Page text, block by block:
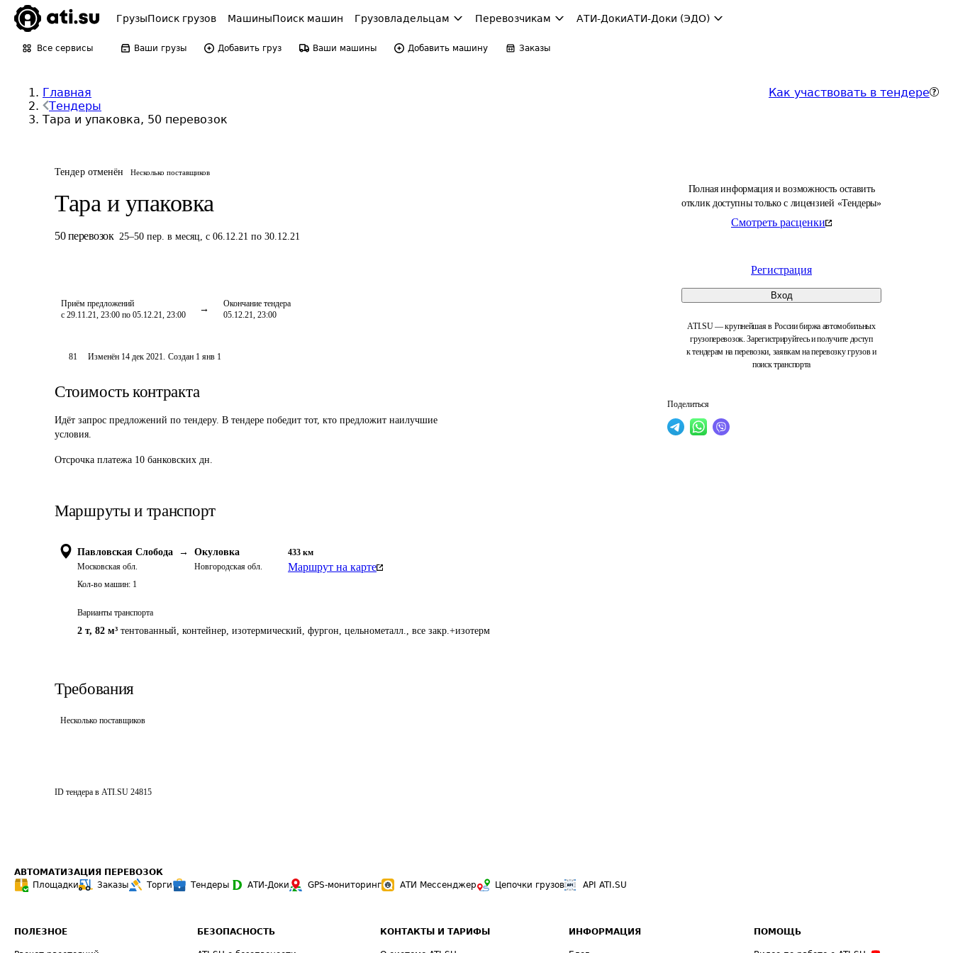
ГрузыПоиск грузов МашиныПоиск машин Грузовладельцам Перевозчикам АТИ-ДокиАТИ-Доки (ЭДО)
Все сервисы Ваши грузы Добавить груз Ваши машины Добавить машину Заказы
Главная
Тендеры
Тара и упаковка, 50 перевозок
Как участвовать в тендере
Тендер отменён Несколько поставщиков
Тара и упаковка
50 перевозок 25–50 пер. в месяц, с 06.12.21 по 30.12.21
Приём предложений
с 29.11.21, 23:00 по 05.12.21, 23:00
Окончание тендера
05.12.21, 23:00
Полная информация и возможность оставить
отклик доступны только с лицензией «Тендеры»
Смотреть расценки
Регистрация
Вход
ATI.SU — крупнейшая в России биржа автомобильных
грузоперевозок. Зарегистрируйтесь и получите доступ
к тендерам на перевозки, заявкам на перевозку грузов и
поиск транспорта
Поделиться
81 Изменён 14 дек 2021. Создан 1 янв 1
Стоимость контракта
Идёт запрос предложений по тендеру. В тендере победит тот, кто предложит наилучшие
условия.
Отсрочка платежа 10 банковских дн.
Маршруты и транспорт
Павловская Слобода →
Московская обл.
Окуловка
Новгородская обл.
433 км
Маршрут на карте
Кол-во машин: 1
Варианты транспорта
2 т, 82 м³ тентованный, контейнер, изотермический, фургон, цельнометалл., все закр.+изотерм
Требования
Несколько поставщиков
ID тендера в ATI.SU 24815
АВТОМАТИЗАЦИЯ ПЕРЕВОЗОК
Площадки
Заказы Торги Тендеры АТИ-Доки GPS-мониторинг АТИ Мессенджер Цепочки грузов API ATI.SU
ПОЛЕЗНОЕ БЕЗОПАСНОСТЬ КОНТАКТЫ И ТАРИФЫ ИНФОРМАЦИЯ ПОМОЩЬ